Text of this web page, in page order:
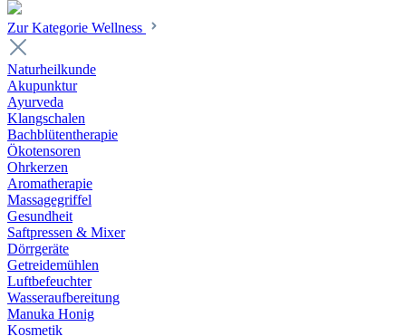
Zur Kategorie Wellness
Naturheilkunde
Akupunktur
Ayurveda
Klangschalen
Bachblütentherapie
Ökotensoren
Ohrkerzen
Aromatherapie
Massagegriffel
Gesundheit
Saftpressen & Mixer
Dörrgeräte
Getreidemühlen
Luftbefeuchter
Wasseraufbereitung
Manuka Honig
Kosmetik